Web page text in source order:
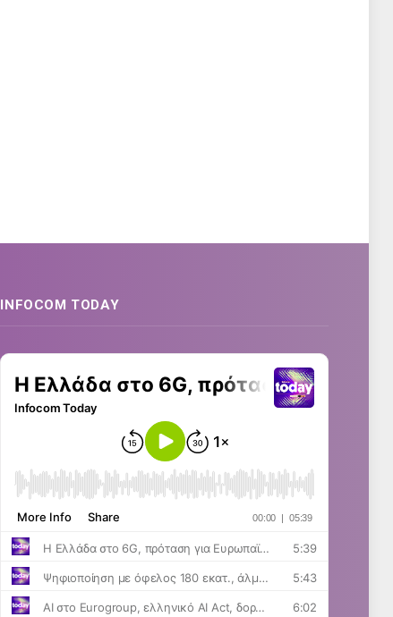
INFOCOM TODAY